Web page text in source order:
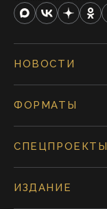
НОВОСТИ
ФОРМАТЫ
СПЕЦПРОЕКТЫ
ИЗДАНИЕ